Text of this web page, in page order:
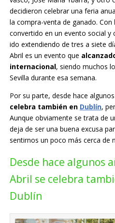
decidieron celebrar una feria
la compra-venta de ganado.
convertido en un evento social y
ido extendiendo de tres a siete
Abril es un evento que
internacional, siendo muchos
Sevilla durante esa semana.
Por su parte, desde hace
celebra también en Dublín,
Aunque obviamente se trata de
deja de ser una buena excusa
sentirnos un poco más cerca de
Desde hace algunos
Abril se celebra
Dublín